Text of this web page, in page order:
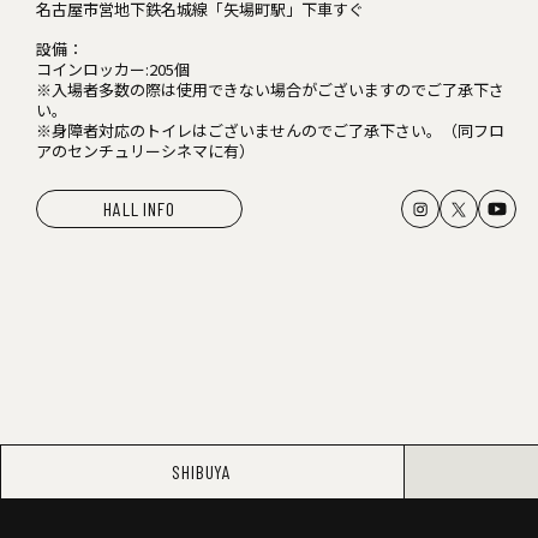
名古屋市営地下鉄名城線「矢場町駅」下車すぐ
設備：
コインロッカー:205個
※入場者多数の際は使用できない場合がございますのでご了承下さ
い。
※身障者対応のトイレはございませんのでご了承下さい。（同フロ
アのセンチュリーシネマに有）
HALL INFO
SHIBUYA